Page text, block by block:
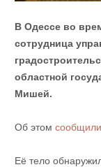
В Одессе во
сотрудница
областной
Мишей.
Об этом сообщили
Её тело